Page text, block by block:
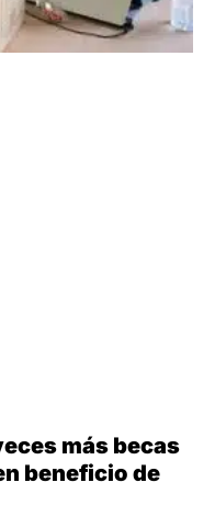
más becas
beneficio de